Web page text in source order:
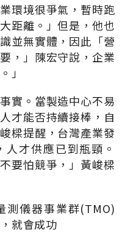
環境很爭氣，暫時跑
距離。」但是，他也
並無實體，因此「營
，」陳宏守說，企業
」
實。當製造中心不易
才能否持續接棒，自
樑提醒，台灣產業發
才供應已到瓶頸。
要怕競爭，」黃峻樑
測儀器事業群(TMO)
就會成功